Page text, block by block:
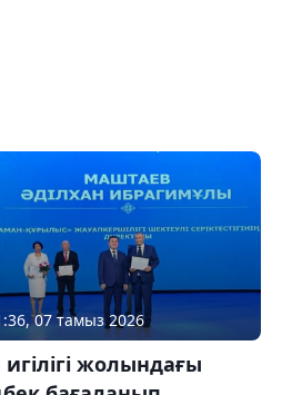
07 тамыз 2026
игілігі жолындағы